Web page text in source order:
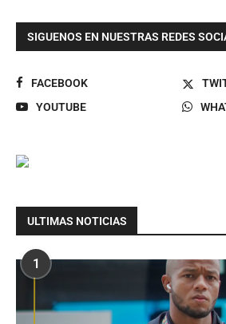
SIGUENOS EN NUESTRAS REDES
FACEBOOK
YOUTUBE
ULTIMAS NOTICIAS
1